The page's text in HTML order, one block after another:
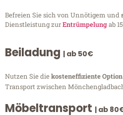
Befreien Sie sich von Unnötigem und
Dienstleistung zurEntrümpelungab
Beiladung | ab 50€
Nutzen Sie diekosteneffiziente Option
Transport zwischen
Möbeltransport | ab